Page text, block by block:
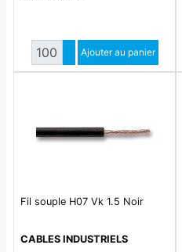
Quantité
Augmenter quantité
Diminuer quantité
Ajouter au panier
Fil souple H07 Vk 1.5 Noir
CABLES INDUSTRIELS